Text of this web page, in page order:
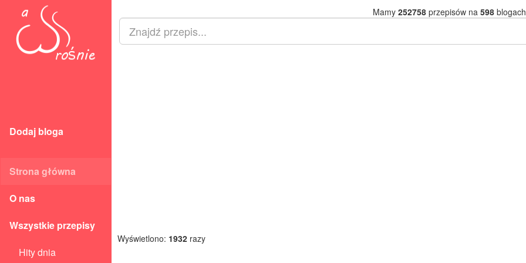
Dodaj bloga
Strona główna
O nas
Wszystkie przepisy
Hity dnia
Mamy 252758przepisów na 598
Wyświetlono: 1932 razy